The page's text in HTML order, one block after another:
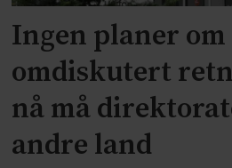
Ingen planer
omdiskutert
nå må
andre land